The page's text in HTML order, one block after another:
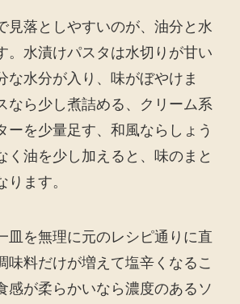
見落としやすいのが、油分と水
。水漬けパスタは水切りが甘い
な水分が入り、味がぼやけま
なら少し煮詰める、クリーム系
ーを少量足す、和風ならしょう
く油を少し加えると、味のまと
ります。
皿を無理に元のレシピ通りに直
味料だけが増えて塩辛くなるこ
感が柔らかいなら濃度のあるソ